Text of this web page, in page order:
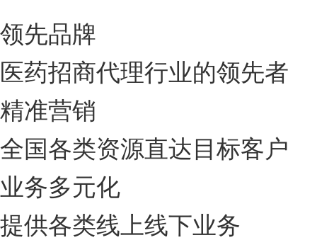
领先品牌
医药招商代理行业的领先者
精准营销
全国各类资源直达目标客户
业务多元化
提供各类线上线下业务